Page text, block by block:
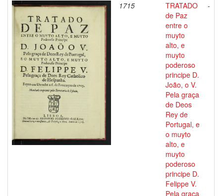
1715
TRATADO
de Paz
entre o
muyto
alto, e
muyto
poderoso
principe D.
João, o V.
Pela graça
de Deos
Rey de
Portugal, e
o muyto
alto, e
muyto
poderoso
principe D.
Felippe V.
Pela graça
-